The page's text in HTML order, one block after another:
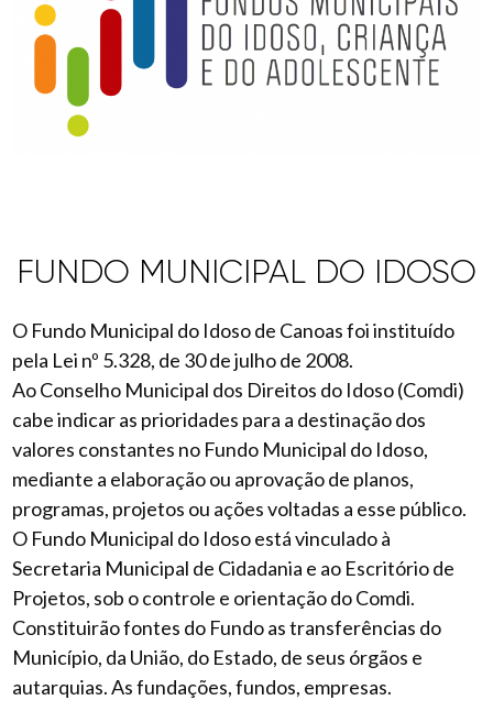
FUNDO MUNICIPAL DO IDOSO
O Fundo Municipal do Idoso de Canoas foi instituído
pela Lei nº 5.328, de 30 de julho de 2008.
Ao Conselho Municipal dos Direitos do Idoso (Comdi)
cabe indicar as prioridades para a destinação dos
valores constantes no Fundo Municipal do Idoso,
mediante a elaboração ou aprovação de planos,
programas, projetos ou ações voltadas a esse público.
O Fundo Municipal do Idoso está vinculado à
Secretaria Municipal de Cidadania e ao Escritório de
Projetos, sob o controle e orientação do Comdi.
Constituirão fontes do Fundo as transferências do
Município, da União, do Estado, de seus órgãos e
autarquias. As fundações, fundos, empresas.